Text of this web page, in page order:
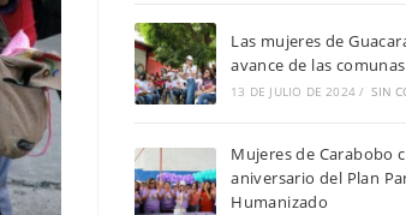
Las mujeres de
avance de las comunas
13 DE JULIO DE 2024 / SIN
Mujeres de Carabobo
aniversario del Plan
Humanizado